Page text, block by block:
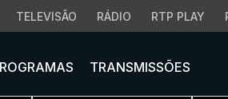
TELEVISÃO RÁDIO RTP PLAY
TRANSMISSÕES